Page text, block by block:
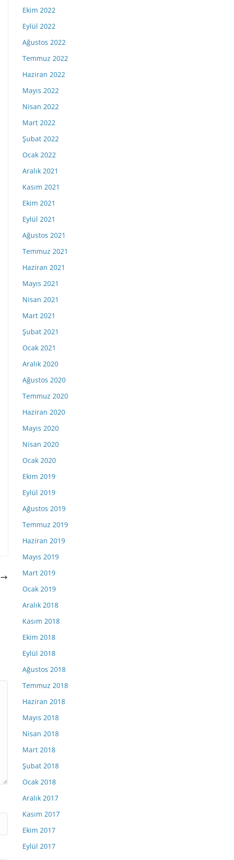
Ekim 2022
Eylül 2022
Ağustos 2022
Temmuz 2022
Haziran 2022
Mayıs 2022
Nisan 2022
Mart 2022
Şubat 2022
Ocak 2022
Aralık 2021
Kasım 2021
Ekim 2021
Eylül 2021
Ağustos 2021
Temmuz 2021
Haziran 2021
Mayıs 2021
Nisan 2021
Mart 2021
Şubat 2021
Ocak 2021
Aralık 2020
Ağustos 2020
Temmuz 2020
Haziran 2020
Mayıs 2020
Nisan 2020
Ocak 2020
Ekim 2019
Eylül 2019
Ağustos 2019
Temmuz 2019
Haziran 2019
Mayıs 2019
Mart 2019
Ocak 2019
Aralık 2018
Kasım 2018
Ekim 2018
Eylül 2018
Ağustos 2018
Temmuz 2018
Haziran 2018
Mayıs 2018
Nisan 2018
Mart 2018
Şubat 2018
Ocak 2018
Aralık 2017
Kasım 2017
Ekim 2017
Eylül 2017